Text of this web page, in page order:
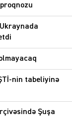
nin tabeliyinə
Şuşa